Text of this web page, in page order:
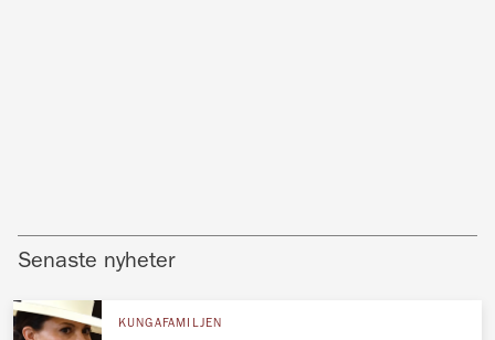
Senaste nyheter
KUNGAFAMILJEN